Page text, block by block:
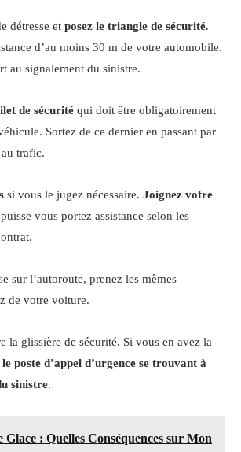
détresse et posez le triangle de sécurité.
d’au moins 30 m de votre automobile.
au signalement du sinistre.
de sécurité qui doit être obligatoirement
Sortez de ce dernier en passant par
trafic.
si vous le jugez nécessaire. Joignez votre
vous portez assistance selon les
sur l’autoroute, prenez les mêmes
de votre voiture.
la glissière de sécurité. Si vous en avez la
poste d’appel d’urgence se trouvant à
sinistre.
Glace : Quelles Conséquences sur Mon